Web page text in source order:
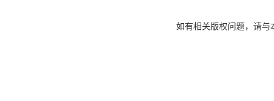
如有相关版权问题，请与